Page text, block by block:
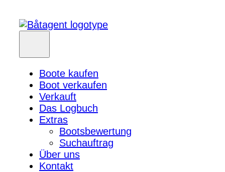
Boote kaufen
Boot verkaufen
Verkauft
Das Logbuch
Extras
Bootsbewertung
Suchauftrag
Über uns
Kontakt